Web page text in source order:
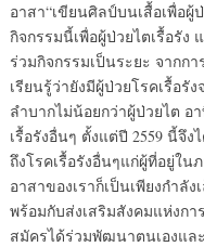
อาสา“เขียนศิลป์บนเสื้อเพื่อผู้
กิจกรรมนี้เพื่อผู้ป่วยไตเรื้อรัง
ร่วมกิจกรรมเป็นระยะ จากก
เรียนรู้ว่ายังมีผู้ป่วยโรคเรื้อรั
ลำบากไม่น้อยกว่าผู้ป่วยไต อ
เรื้อรังอื่นๆ ตั้งแต่ปี 2559 นี้จึ
ถึงโรคเรื้อรังอื่นๆแก่ผู้ที่อยู่ใน
อาสาของเราก็เป็นเพียงกำลั
พร้อมกับส่งเสริมสังคมแห่งก
สมัครได้ร่วมพัฒนาตนเองแล